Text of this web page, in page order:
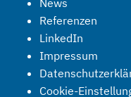
News
Referenzen
LinkedIn
Impressum
Cookie-